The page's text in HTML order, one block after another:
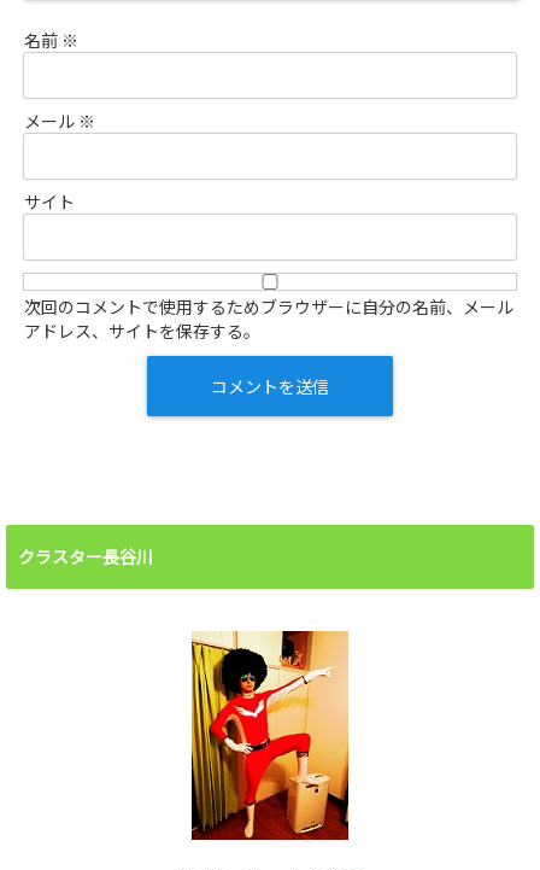
名前 ※
メール ※
サイト
次回のコメントで使用するためブラウザーに自分の名前、メール
アドレス、サイトを保存する。
クラスター長谷川